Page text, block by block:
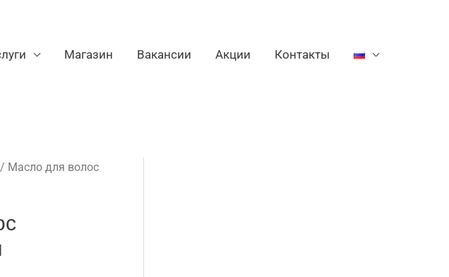
Магазин Вакансии Акции Контакты
/ Масло для волос